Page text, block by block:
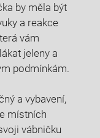
by měla být
a reakce
vám
jeleny a
podmínkám.
a vybavení,
místních
vábničku